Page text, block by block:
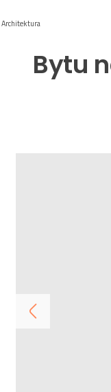
Architektura
Bytu